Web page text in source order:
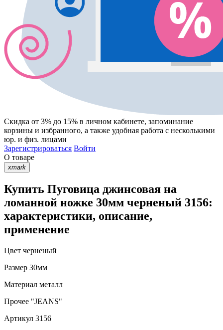
Скидка от 3% до 15% в личном кабинете, запоминание
корзины и избранного, а также удобная работа с несколькими
юр. и физ. лицами
Зарегистрироваться Войти
О товаре
xmark
Купить Пуговица джинсовая на
ломанной ножке 30мм черненый 3156:
характеристики, описание,
применение
Цвет черненый
Размер 30мм
Материал металл
Прочее "JEANS"
Артикул 3156